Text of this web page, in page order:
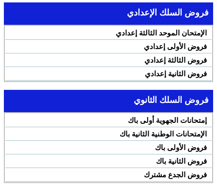
فروض السلك الإعدادي
الإمتحان الموحد الثالثة إعدادي
فروض الأولى إعدادي
فروض الثالثة إعدادي
فروض الثانية إعدادي
فروض السلك الثانوي
إمتحانات الجهوية أولى باك
الإمتحانات الوطنية الثانية باك
فروض الأولى باك
فروض الثانية باك
فروض الجدع مشترك